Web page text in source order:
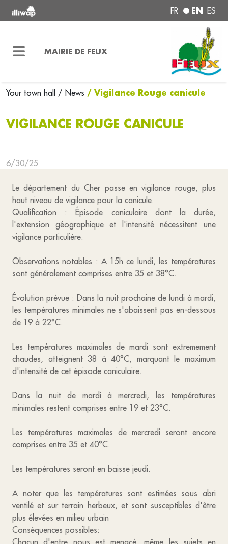
FR EN ES
MAIRIE DE FEUX
Your town hall / News / Vigilance Rouge canicule
VIGILANCE ROUGE CANICULE
6/30/25
Le département du Cher passe en vigilance rouge, plus
haut niveau de vigilance pour la canicule.
Qualification : Épisode caniculaire dont la durée,
l'extension géographique et l'intensité nécessitent une
vigilance particulière.
Observations notables : A 15h ce lundi, les températures
sont généralement comprises entre 35 et 38°C.
Évolution prévue : Dans la nuit prochaine de lundi à mardi,
les températures minimales ne s'abaissent pas en-dessous
de 19 à 22°C.
Les températures maximales de mardi sont extremement
chaudes, atteignent 38 à 40°C, marquant le maximum
d'intensité de cet épisode caniculaire.
Dans la nuit de mardi à mercredi, les températures
minimales restent comprises entre 19 et 23°C.
Les températures maximales de mercredi seront encore
comprises entre 35 et 40°C.
Les températures seront en baisse jeudi.
A noter que les températures sont estimées sous abri
ventilé et sur terrain herbeux, et sont susceptibles d'être
plus élevées en milieu urbain
Conséquences possibles:
Chacun d'entre nous est menacé, même les sujets en